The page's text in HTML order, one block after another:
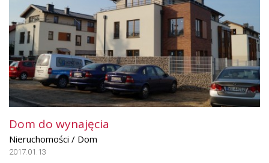
Dom do wynajęcia
Nieruchomości / Dom
2017.01.13